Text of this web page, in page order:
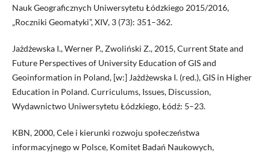
Nauk Geograficznych Uniwersytetu Łódzkiego 2015/2016,
„Roczniki Geomatyki”, XIV, 3 (73): 351–362.
Jażdżewska I., Werner P., Zwoliński Z., 2015, Current State and
Future Perspectives of University Education of GIS and
Geoinformation in Poland, [w:] Jażdżewska I. (red.), GIS in Higher
Education in Poland. Curriculums, Issues, Discussion,
Wydawnictwo Uniwersytetu Łódzkiego, Łódź: 5–23.
KBN, 2000, Cele i kierunki rozwoju społeczeństwa
informacyjnego w Polsce, Komitet Badań Naukowych,